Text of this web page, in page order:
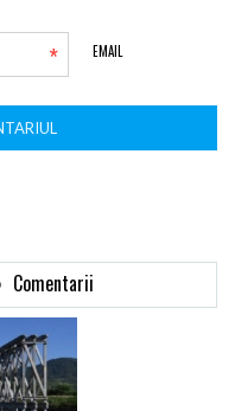
EMAIL
*
Comentarii